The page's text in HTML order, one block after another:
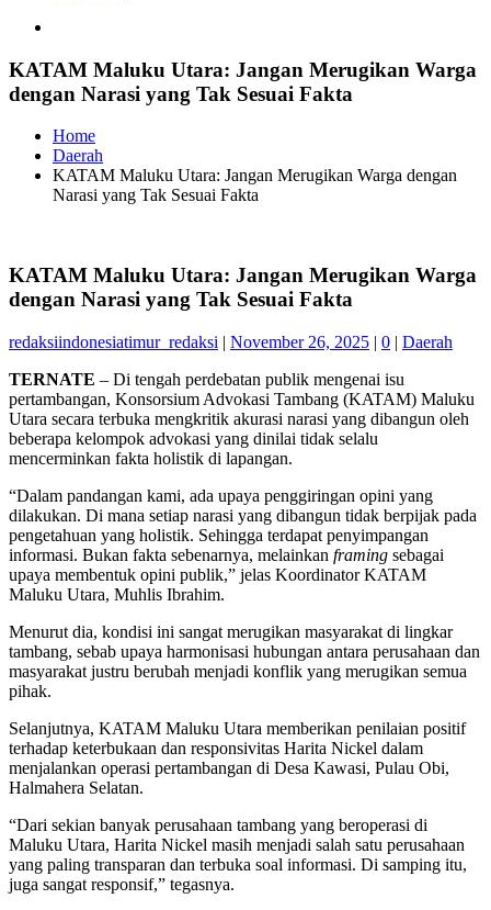
KATAM Maluku Utara: Jangan Merugikan Warga
dengan Narasi yang Tak Sesuai Fakta
Home
Daerah
KATAM Maluku Utara: Jangan Merugikan Warga dengan
Narasi yang Tak Sesuai Fakta
KATAM Maluku Utara: Jangan Merugikan Warga
dengan Narasi yang Tak Sesuai Fakta
redaksiindonesiatimur_redaksi | November 26, 2025 | 0 | Daerah
TERNATE – Di tengah perdebatan publik mengenai isu
pertambangan, Konsorsium Advokasi Tambang (KATAM) Maluku
Utara secara terbuka mengkritik akurasi narasi yang dibangun oleh
beberapa kelompok advokasi yang dinilai tidak selalu
mencerminkan fakta holistik di lapangan.
“Dalam pandangan kami, ada upaya penggiringan opini yang
dilakukan. Di mana setiap narasi yang dibangun tidak berpijak pada
pengetahuan yang holistik. Sehingga terdapat penyimpangan
informasi. Bukan fakta sebenarnya, melainkan framing sebagai
upaya membentuk opini publik,” jelas Koordinator KATAM
Maluku Utara, Muhlis Ibrahim.
Menurut dia, kondisi ini sangat merugikan masyarakat di lingkar
tambang, sebab upaya harmonisasi hubungan antara perusahaan dan
masyarakat justru berubah menjadi konflik yang merugikan semua
pihak.
Selanjutnya, KATAM Maluku Utara memberikan penilaian positif
terhadap keterbukaan dan responsivitas Harita Nickel dalam
menjalankan operasi pertambangan di Desa Kawasi, Pulau Obi,
Halmahera Selatan.
“Dari sekian banyak perusahaan tambang yang beroperasi di
Maluku Utara, Harita Nickel masih menjadi salah satu perusahaan
yang paling transparan dan terbuka soal informasi. Di samping itu,
juga sangat responsif,” tegasnya.